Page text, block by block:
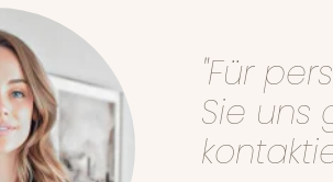
"Für
Sie uns